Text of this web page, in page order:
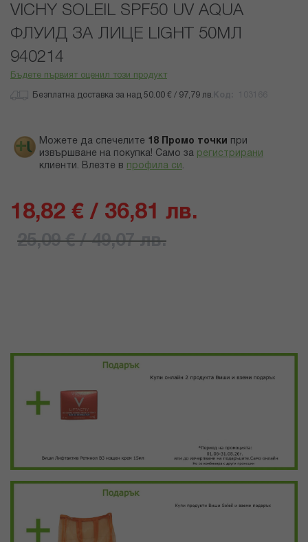
началото
галерия
със
снимки
VICHY SOLEIL SPF50 UV AQUA
ФЛУИД ЗА ЛИЦЕ LIGHT 50МЛ
940214
Бъдете първият оценил този продукт
Безплатна доставка за над 50.00 € / 97,79 лв.
Можете да спечелите 18 Промо точки
при
извършване на покупка! Само за регистрирани
клиенти. Влезте в профила си .
18,82 € / 36,81 лв.
25,09 € / 49,07 лв.